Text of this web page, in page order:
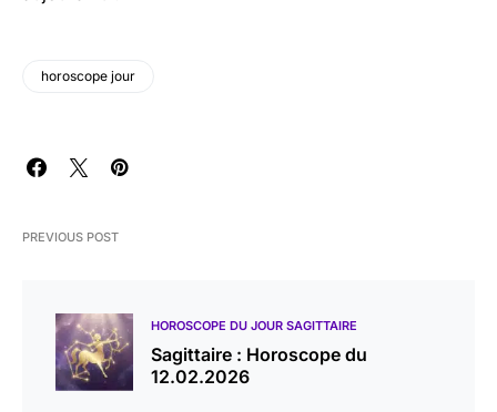
horoscope jour
PREVIOUS POST
HOROSCOPE DU JOUR SAGITTAIRE
Sagittaire : Horoscope du
12.02.2026